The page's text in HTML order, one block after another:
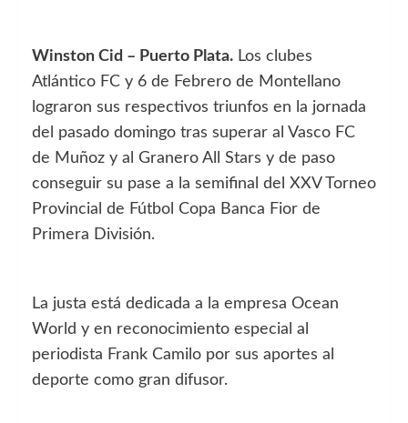
Winston Cid – Puerto Plata. Los clubes
Atlántico FC y 6 de Febrero de Montellano
lograron sus respectivos triunfos en la jornada
del pasado domingo tras superar al Vasco FC
de Muñoz y al Granero All Stars y de paso
conseguir su pase a la semifinal del XXV Torneo
Provincial de Fútbol Copa Banca Fior de
Primera División.
La justa está dedicada a la empresa Ocean
World y en reconocimiento especial al
periodista Frank Camilo por sus aportes al
deporte como gran difusor.